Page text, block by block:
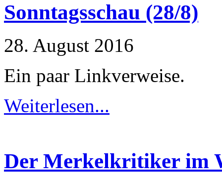
Sonntagsschau (28/8)
28. August 2016
Ein paar Linkverweise.
Weiterlesen...
Der Merkelkritiker im